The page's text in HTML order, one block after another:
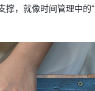
撑，就像时间管理中的“